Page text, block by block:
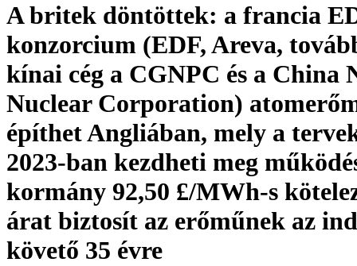
A britek döntöttek: a francia
konzorcium (EDF, Areva,
kínai cég a CGNPC és a China
Nuclear Corporation)
építhet Angliában, mely a
2023-ban kezdheti meg
kormány 92,50 £/MWh-s
árat biztosít az erőműnek az
követő 35 évre